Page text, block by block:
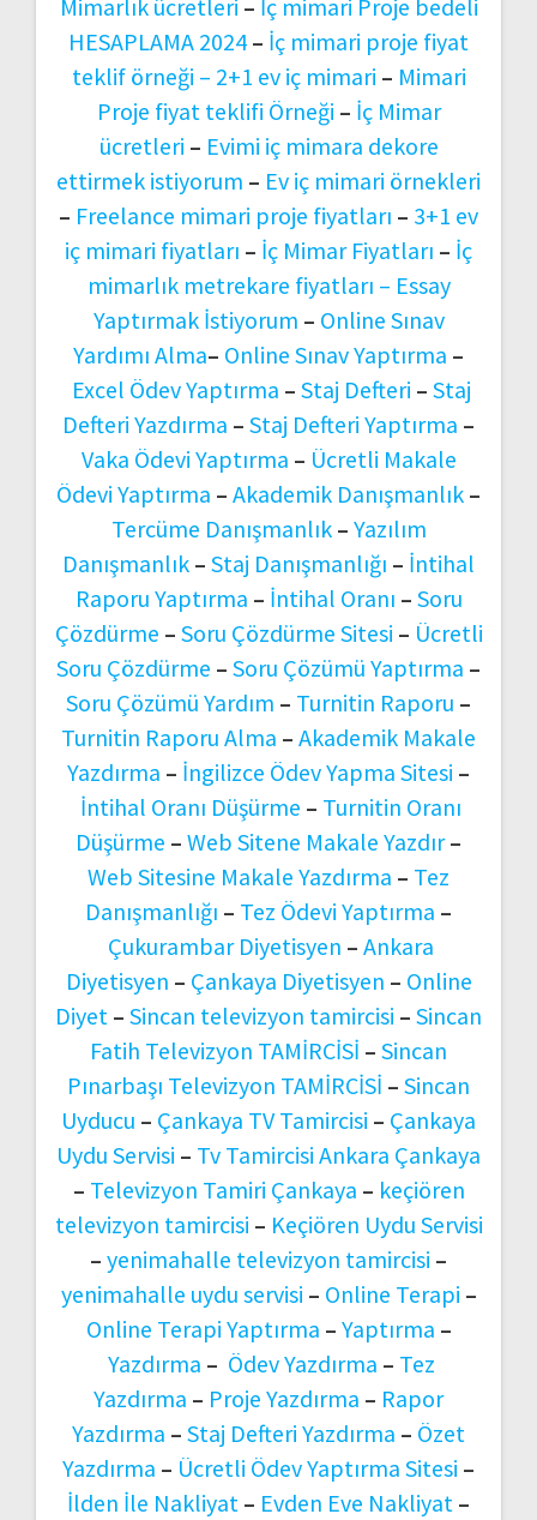
Mimarlık ücretleri – İç mimari Proje bedeli
HESAPLAMA 2024 – İç mimari proje fiyat
teklif örneği – 2+1 ev iç mimari – Mimari
Proje fiyat teklifi Örneği – İç Mimar
ücretleri – Evimi iç mimara dekore
ettirmek istiyorum – Ev iç mimari örnekleri
– Freelance mimari proje fiyatları – 3+1 ev
iç mimari fiyatları – İç Mimar Fiyatları – İç
mimarlık metrekare fiyatları – Essay
Yaptırmak İstiyorum – Online Sınav
Yardımı Alma– Online Sınav Yaptırma –
Excel Ödev Yaptırma – Staj Defteri – Staj
Defteri Yazdırma – Staj Defteri Yaptırma –
Vaka Ödevi Yaptırma – Ücretli Makale
Ödevi Yaptırma – Akademik Danışmanlık –
Tercüme Danışmanlık– Yazılım
Danışmanlık – Staj Danışmanlığı – İntihal
Raporu Yaptırma – İntihal Oranı – Soru
Çözdürme – Soru Çözdürme Sitesi – Ücretli
Soru Çözdürme – Soru Çözümü Yaptırma –
Soru Çözümü Yardım – Turnitin Raporu –
Turnitin Raporu Alma – Akademik Makale
Yazdırma – İngilizce Ödev Yapma Sitesi –
İntihal Oranı Düşürme – Turnitin Oranı
Düşürme – Web Sitene Makale Yazdır–
Web Sitesine Makale Yazdırma – Tez
Danışmanlığı – Tez Ödevi Yaptırma –
Çukurambar Diyetisyen – Ankara
Diyetisyen – Çankaya Diyetisyen – Online
Diyet – Sincan televizyon tamircisi – Sincan
Fatih Televizyon TAMİRCİSİ – Sincan
Pınarbaşı Televizyon TAMİRCİSİ – Sincan
Uyducu – Çankaya TV Tamircisi – Çankaya
Uydu Servisi – Tv Tamircisi Ankara Çankaya
– Televizyon Tamiri Çankaya – keçiören
televizyon tamircisi – Keçiören Uydu Servisi
– yenimahalle televizyon tamircisi –
yenimahalle uydu servisi – Online Terapi –
Online Terapi Yaptırma – Yaptırma –
Yazdırma – Ödev Yazdırma – Tez
Yazdırma – Proje Yazdırma – Rapor
Yazdırma – Staj Defteri Yazdırma – Özet
Yazdırma – Ücretli Ödev Yaptırma Sitesi –
İlden İle Nakliyat – Evden Eve Nakliyat –